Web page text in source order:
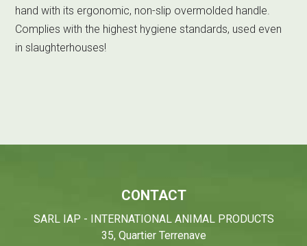
hand with its ergonomic, non-slip overmolded handle.
Complies with the highest hygiene standards, used even
in slaughterhouses!
CONTACT
SARL IAP - INTERNATIONAL ANIMAL PRODUCTS
35, Quartier Terrenave